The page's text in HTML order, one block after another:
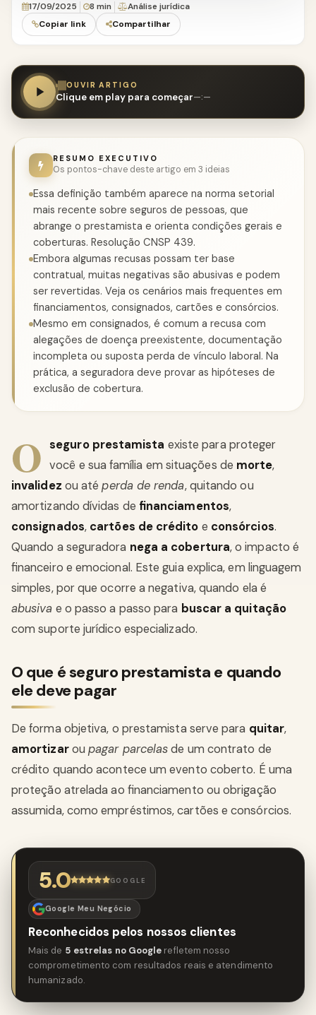
17/09/2025 8 min
Análise jurídica
Copiar link
Compartilhar
OUVIR ARTIGO
Clique em play para começar—:—
RESUMO EXECUTIVO
Os pontos-chave deste artigo em 3 ideias
Essa definição também aparece na norma setorial
mais recente sobre seguros de pessoas, que
abrange o prestamista e orienta condições gerais e
coberturas. Resolução CNSP 439.
Embora algumas recusas possam ter base
contratual, muitas negativas são abusivas e podem
ser revertidas. Veja os cenários mais frequentes em
financiamentos, consignados, cartões e consórcios.
Mesmo em consignados, é comum a recusa com
alegações de doença preexistente, documentação
incompleta ou suposta perda de vínculo laboral. Na
prática, a seguradora deve provar as hipóteses de
exclusão de cobertura.
O seguro prestamista existe para proteger
você e sua família em situações de morte,
invalidez ou atéperda de renda, quitando ou
amortizando dívidas de financiamentos,
consignados, cartões de crédito e consórcios.
Quando a seguradora nega a cobertura, o impacto é
financeiro e emocional. Este guia explica, em linguagem
simples, por que ocorre a negativa, quando ela é
abusiva e o passo a passo para buscar a quitação
com suporte jurídico especializado.
O que é seguro prestamista e quando
ele deve pagar
De forma objetiva, o prestamista serve para quitar,
amortizaroupagar parcelasde um contrato de
crédito quando acontece um evento coberto. É uma
proteção atrelada ao financiamento ou obrigação
assumida, como empréstimos, cartões e consórcios.
5.0 GOOGLE
Google Meu Negócio
Reconhecidos pelos nossos clientes
Mais de 5 estrelas no Google refletem nosso
comprometimento com resultados reais e atendimento
humanizado.